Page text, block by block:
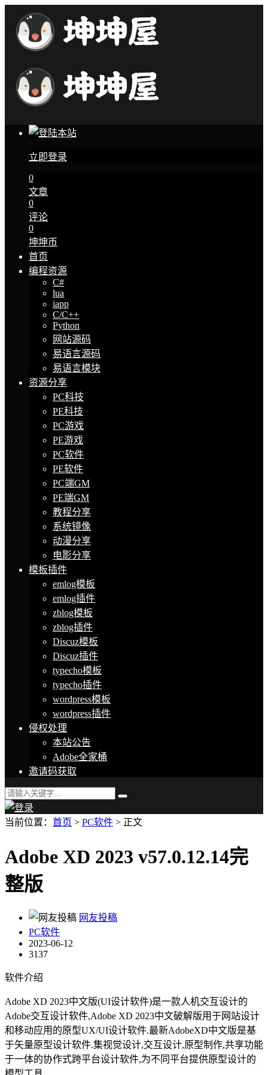
立即登录
0
文章
0
评论
0
坤坤币
首页
编程资源
C#
lua
iapp
C/C++
Python
网站源码
易语言源码
易语言模块
资源分享
PC科技
PE科技
PC游戏
PE游戏
PC软件
PE软件
PC端GM
PE端GM
教程分享
系统镜像
动漫分享
电影分享
模板插件
emlog模板
emlog插件
zblog模板
zblog插件
Discuz模板
Discuz插件
typecho模板
typecho插件
wordpress模板
wordpress插件
侵权处理
本站公告
Adobe全家桶
邀请码获取
当前位置： 首页 > PC软件 > 正文
Adobe XD 2023 v57.0.12.14完
整版
网友投稿
PC软件
2023-06-12
3137
软件介绍
Adobe XD 2023中文版(UI设计软件)是一款人机交互设计的
Adobe交互设计软件,Adobe XD 2023中文破解版用于网站设计
和移动应用的原型UX/UI设计软件.最新AdobeXD中文版是基
于矢量原型设计软件.集视觉设计,交互设计,原型制作,共享功能
于一体的协作式跨平台设计软件,为不同平台提供原型设计的